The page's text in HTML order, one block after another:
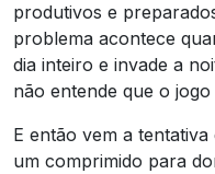
produtivos e
problema acontece
dia inteiro e invade a
não entende que o
E então vem a
um comprimido para